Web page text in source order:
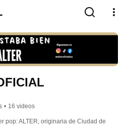
• 16 videos
pop: ALTER, originaria de Ciudad de